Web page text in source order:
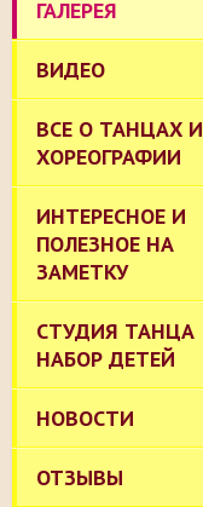
ГАЛЕРЕЯ
ВИДЕО
ВСЕ О ТАНЦАХ И
ХОРЕОГРАФИИ
ИНТЕРЕСНОЕ И
ПОЛЕЗНОЕ НА
ЗАМЕТКУ
СТУДИЯ ТАНЦА
НАБОР ДЕТЕЙ
НОВОСТИ
ОТЗЫВЫ